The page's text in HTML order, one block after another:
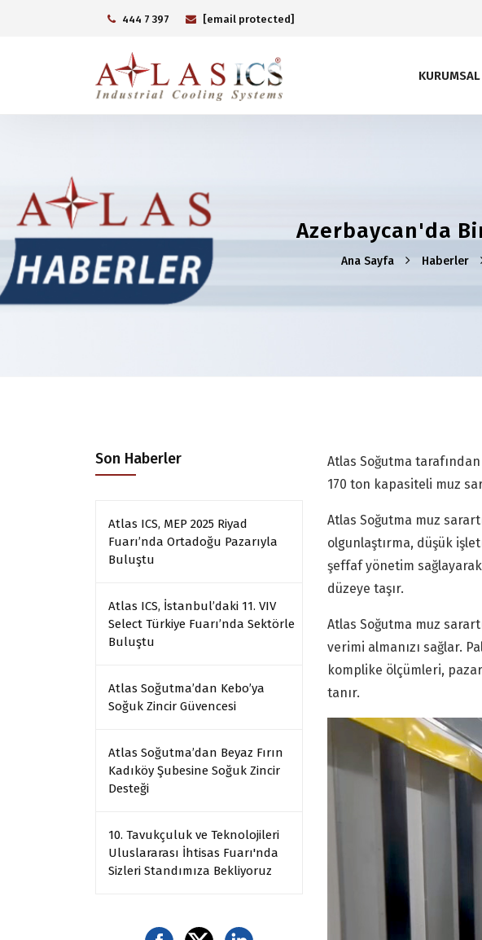
444 7 397 [email protected]
KURUMSAL
Azerbaycan'da
Ana Sayfa Haberler
Son Haberler
Atlas ICS, MEP 2025 Riyad
Fuarı’nda Ortadoğu Pazarıyla
Buluştu
Atlas ICS, İstanbul’daki 11. VIV
Select Türkiye Fuarı’nda Sektörle
Buluştu
Atlas Soğutma’dan Kebo’ya
Soğuk Zincir Güvencesi
Atlas Soğutma’dan Beyaz Fırın
Kadıköy Şubesine Soğuk Zincir
Desteği
10. Tavukçuluk ve Teknolojileri
Uluslararası İhtisas Fuarı'nda
Sizleri Standımıza Bekliyoruz
Atlas Soğutma
170 ton kapasiteli muz
Atlas Soğutma muz
olgunlaştırma, düşük
şeffaf yönetim
düzeye taşır.
Atlas Soğutma muz
verimi almanızı sağlar.
komplike ölçümleri,
tanır.